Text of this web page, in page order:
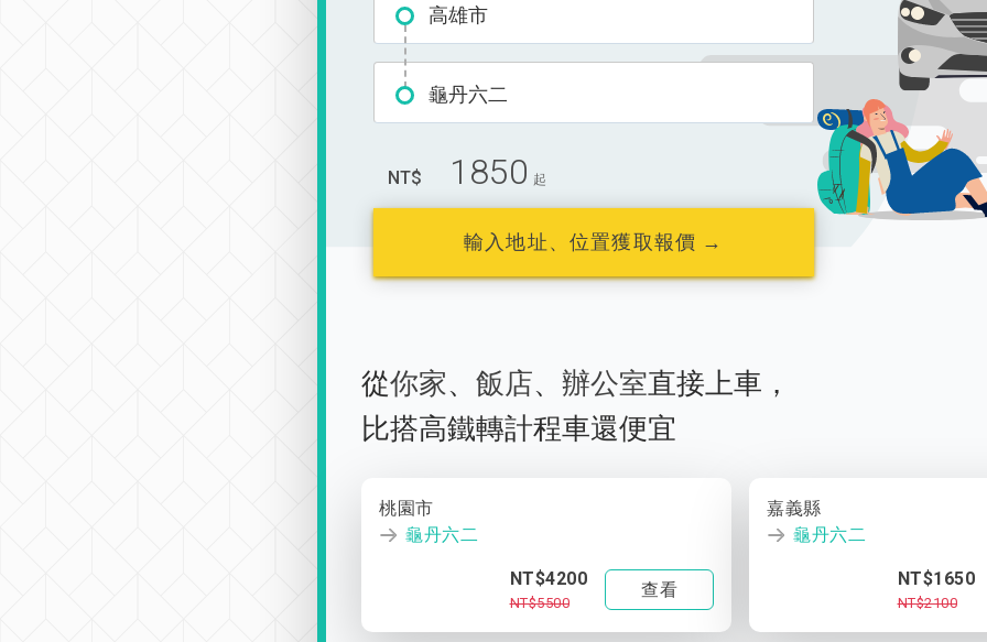
高雄市
龜丹六二
NT$ 1850 起
輸入地址、位置獲取報價 →
從你家、 飯店、 辦公室直接上車，
比搭高鐵轉計程車還便宜
桃園市
龜丹六二
NT$4200
NT$5500
查看
嘉義縣
龜丹六二
NT$1650
NT$2100